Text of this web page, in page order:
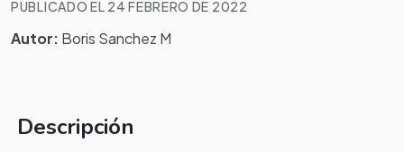
PUBLICADO EL 24 FEBRERO DE 2022
Autor: Boris Sanchez M
Descripción